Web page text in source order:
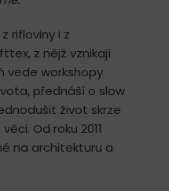
rifloviny i z
z nějž vznikají
vede workshopy
přednáší o slow
život skrze
Od roku 2011
na architekturu a